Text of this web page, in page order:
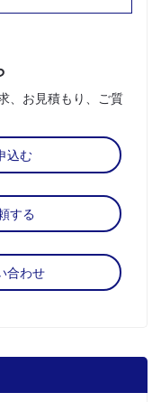
、お見積もり、ご質
込む
する
合わせ